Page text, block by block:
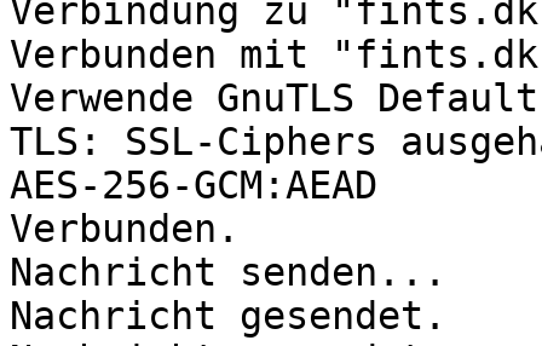
Verbindung zu
Verbunden mit
Verwende GnuTLS
TLS: SSL-Ciphers
AES-256-GCM:AEAD
Verbunden.
Nachricht senden...
Nachricht gesendet.